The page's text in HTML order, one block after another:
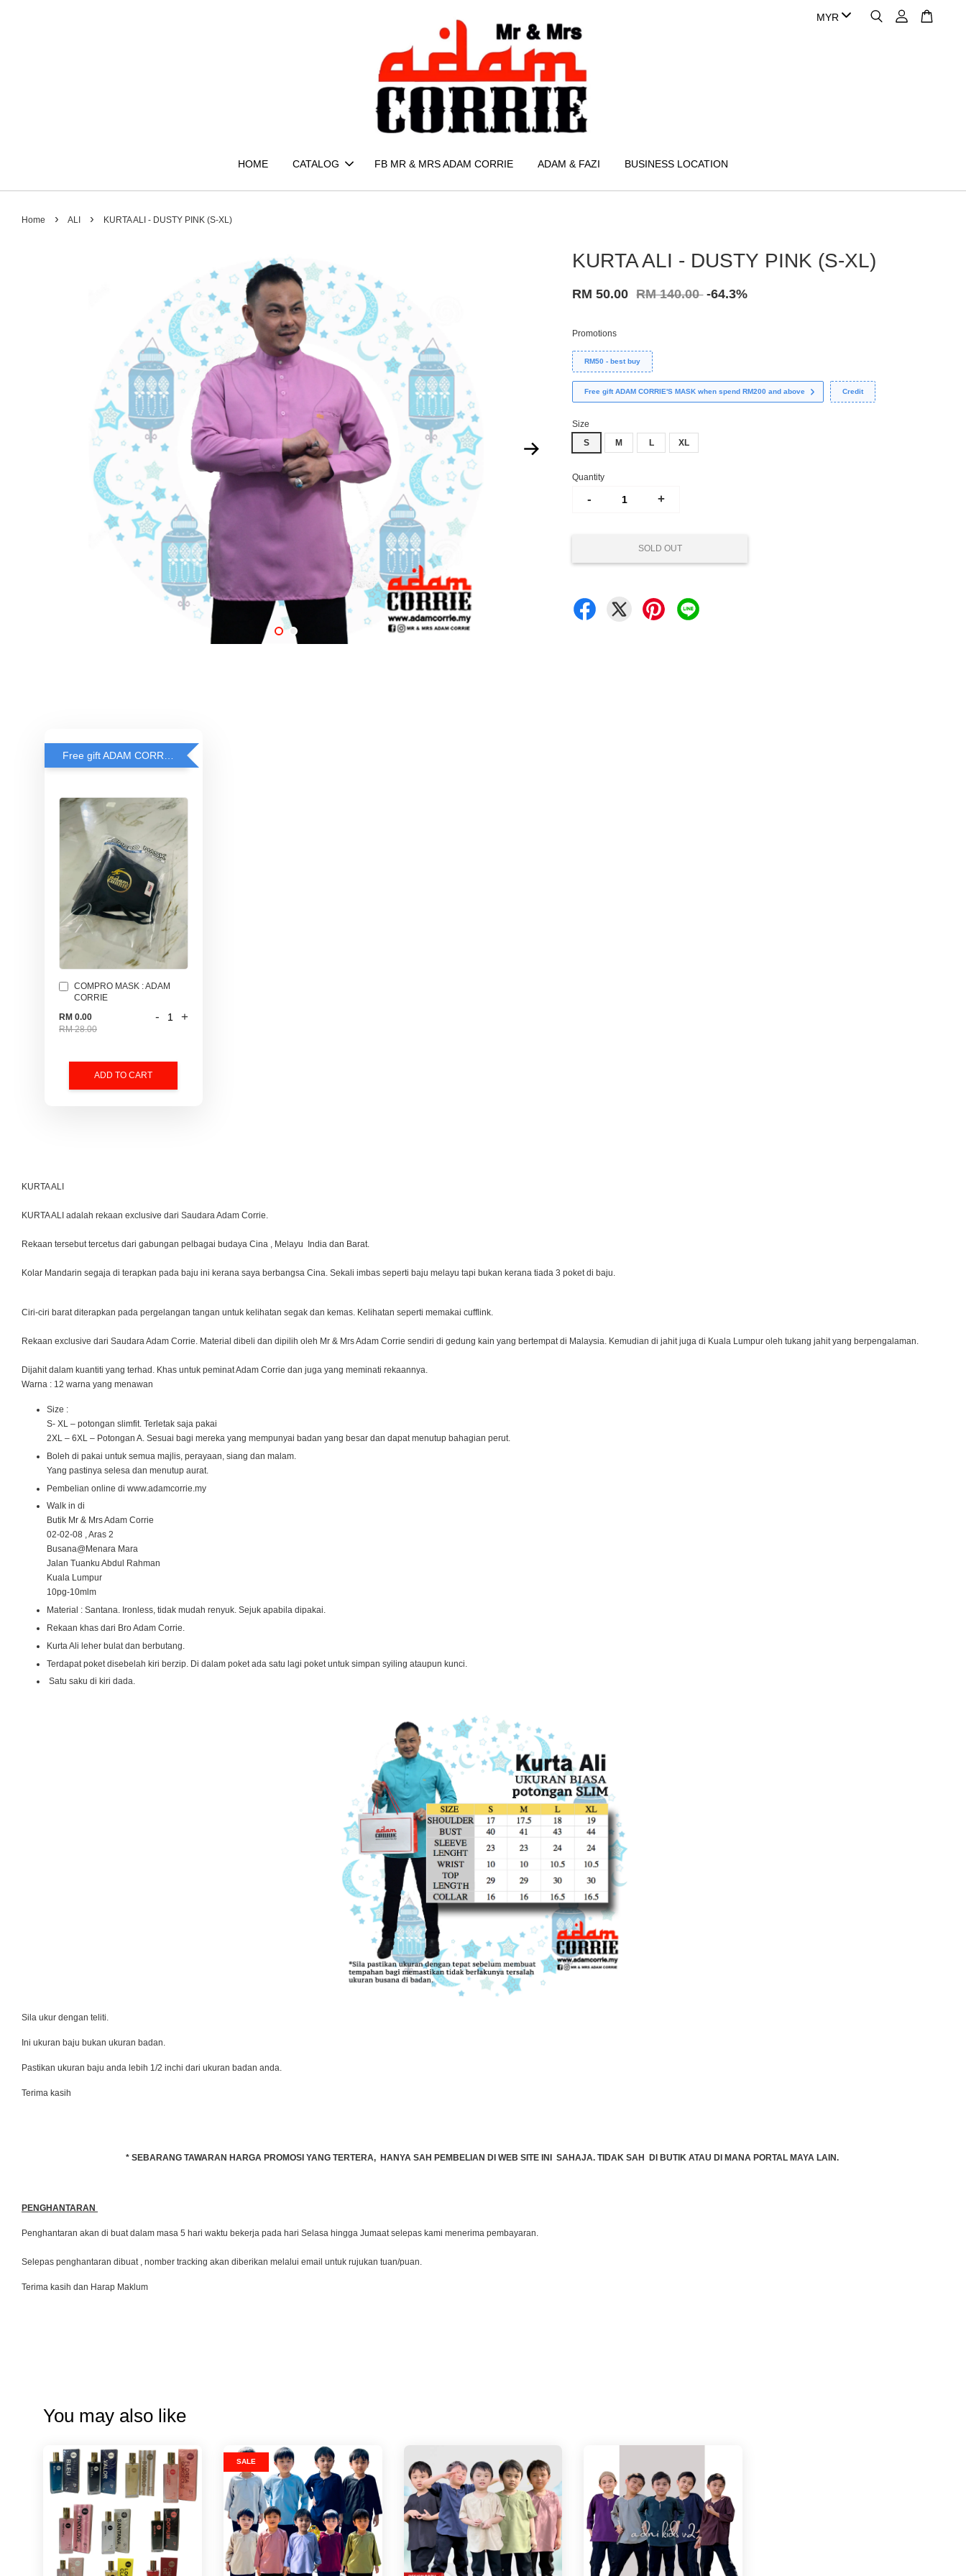
HOME CATALOG FB MR & MRS ADAM CORRIE ADAM & FAZI BUSINESS LOCATION
Home › ALI › KURTA ALI - DUSTY PINK (S-XL)
KURTA ALI - DUSTY PINK (S-XL)
RM 50.00 RM 140.00 -64.3%
Promotions
RM50 - best buy
Free gift ADAM CORRIE'S MASK when spend RM200 and above Credit
Size
S
M L XL
Quantity
- +
SOLD OUT
COMPRO MASK : ADAM
CORRIE
RM 0.00
RM 28.00
- +
ADD TO CART
KURTA ALI
KURTA ALI adalah rekaan exclusive dari Saudara Adam Corrie.
Rekaan tersebut tercetus dari gabungan pelbagai budaya Cina , Melayu India dan Barat.
Kolar Mandarin segaja di terapkan pada baju ini kerana saya berbangsa Cina. Sekali imbas seperti baju melayu tapi bukan kerana tiada 3 poket di baju.
Ciri-ciri barat diterapkan pada pergelangan tangan untuk kelihatan segak dan kemas. Kelihatan seperti memakai cufflink.
Rekaan exclusive dari Saudara Adam Corrie. Material dibeli dan dipilih oleh Mr & Mrs Adam Corrie sendiri di gedung kain yang bertempat di Malaysia. Kemudian di jahit juga di Kuala Lumpur oleh tukang jahit yang berpengalaman.
Dijahit dalam kuantiti yang terhad. Khas untuk peminat Adam Corrie dan juga yang meminati rekaannya.
Warna : 12 warna yang menawan
Size :
S- XL – potongan slimfit. Terletak saja pakai
2XL – 6XL – Potongan A. Sesuai bagi mereka yang mempunyai badan yang besar dan dapat menutup bahagian perut.
Boleh di pakai untuk semua majlis, perayaan, siang dan malam.
Yang pastinya selesa dan menutup aurat.
Pembelian online di www.adamcorrie.my
Walk in di
Butik Mr & Mrs Adam Corrie
02-02-08 , Aras 2
Busana@Menara Mara
Jalan Tuanku Abdul Rahman
Kuala Lumpur
10pg-10mlm
Material : Santana. Ironless, tidak mudah renyuk. Sejuk apabila dipakai.
Rekaan khas dari Bro Adam Corrie.
Kurta Ali leher bulat dan berbutang.
Terdapat poket disebelah kiri berzip. Di dalam poket ada satu lagi poket untuk simpan syiling ataupun kunci.
Satu saku di kiri dada.
Sila ukur dengan teliti.
Ini ukuran baju bukan ukuran badan.
Pastikan ukuran baju anda lebih 1/2 inchi dari ukuran badan anda.
Terima kasih
* SEBARANG TAWARAN HARGA PROMOSI YANG TERTERA, HANYA SAH PEMBELIAN DI WEB SITE INI SAHAJA. TIDAK SAH DI BUTIK ATAU DI MANA PORTAL MAYA LAIN.
PENGHANTARAN
Penghantaran akan di buat dalam masa 5 hari waktu bekerja pada hari Selasa hingga Jumaat selepas kami menerima pembayaran.
Selepas penghantaran dibuat , nomber tracking akan diberikan melalui email untuk rujukan tuan/puan.
Terima kasih dan Harap Maklum
You may also like
SALE